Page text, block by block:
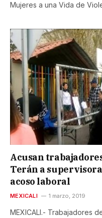
Mujeres a una Vida de
Acusan
Terán a
acoso laboral
MEXICALI 1 marzo, 2019
MEXICALI.- Trabajadores